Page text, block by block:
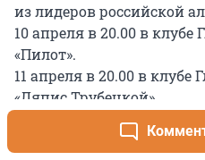
из лидеров российской
10 апреля в 20.00 в
«Пилот».
11 апреля в 20.00 в
«Ляпис Трубецкой».
12 апреля в 20.00 в